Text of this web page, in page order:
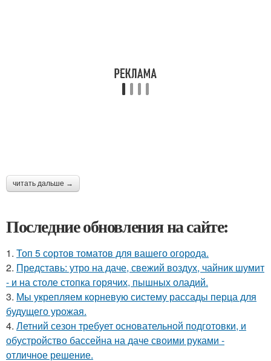
читать дальше →
Последние обновления на сайте:
1. Топ 5 сортов томатов для вашего огорода.
2. Представь: утро на даче, свежий воздух, чайник шумит
- и на столе стопка горячих, пышных оладий.
3. Мы укрепляем корневую систему рассады перца для
будущего урожая.
4. Летний сезон требует основательной подготовки, и
обустройство бассейна на даче своими руками -
отличное решение.